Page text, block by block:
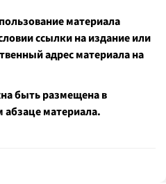
материала
ссылки на издание или
адрес материала на
быть размещена в
абзаце материала.